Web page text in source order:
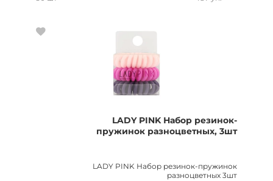
LADY PINK Набор резинок-
пружинок разноцветных, 3шт
LADY PINK Набор резинок-пружинок
разноцветных 3шт